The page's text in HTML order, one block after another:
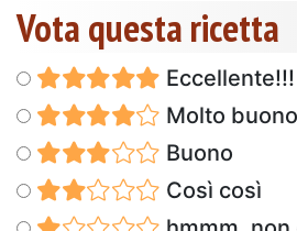
Vota questa ricetta
Eccellente!!!
Molto buono
Buono
Così così